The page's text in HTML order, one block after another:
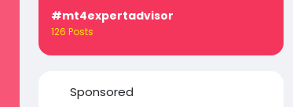
#mt4expertadvisor
126 Posts
Sponsored